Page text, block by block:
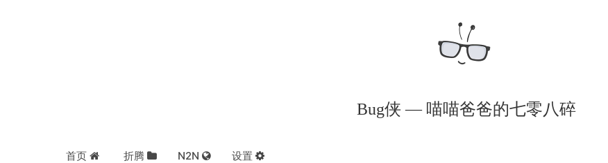
Bug侠 — 喵喵爸爸的七零八碎
首页 折腾 N2N 设置